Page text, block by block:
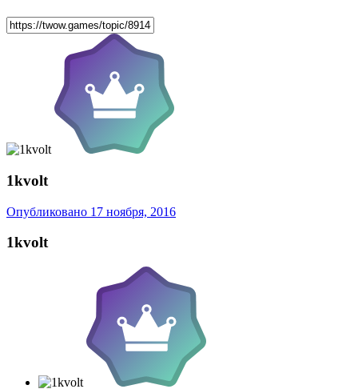
1kvolt
Опубликовано 17 ноября, 2016
1kvolt